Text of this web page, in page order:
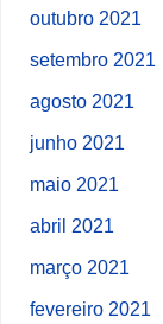
outubro 2021
setembro 2021
agosto 2021
junho 2021
maio 2021
abril 2021
março 2021
fevereiro 2021